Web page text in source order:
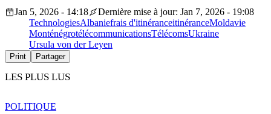
Jan 5, 2026 - 14:18
Dernière mise à jour: Jan 7, 2026 - 19:08
TechnologiesAlbaniefrais d'itinéranceitinéranceMoldavie
MonténégrotélécommunicationsTélécomsUkraine
Ursula von der Leyen
Print Partager
LES PLUS LUS
POLITIQUE